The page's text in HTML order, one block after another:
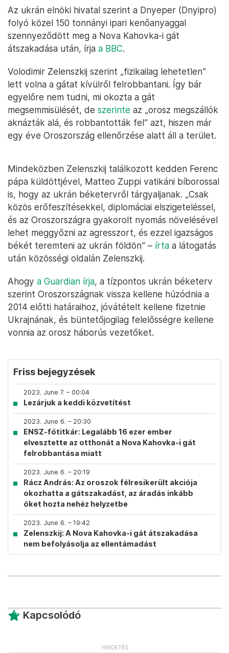
Az ukrán elnöki hivatal szerint a Dnyeper (Dnyipro)
folyó közel 150 tonnányi ipari kenőanyaggal
szennyeződött meg a Nova Kahovka-i gát
átszakadása után, írja a BBC.
Volodimir Zelenszkij szerint „fizikailag lehetetlen”
lett volna a gátat kívülről felrobbantani. Így bár
egyelőre nem tudni, mi okozta a gát
megsemmisülését, de szerinte az „orosz megszállók
aknázták alá, és robbantották fel” azt, hiszen már
egy éve Oroszország ellenőrzése alatt áll a terület.
Mindeközben Zelenszkij találkozott kedden Ferenc
pápa küldöttjével, Matteo Zuppi vatikáni bíborossal
is, hogy az ukrán béketervről tárgyaljanak. „Csak
közös erőfeszítésekkel, diplomáciai elszigeteléssel,
és az Oroszországra gyakorolt nyomás növelésével
lehet meggyőzni az agresszort, és ezzel igazságos
békét teremteni az ukrán földön” – írta a látogatás
után közösségi oldalán Zelenszkij.
Ahogy a Guardian írja, a tízpontos ukrán béketerv
szerint Oroszországnak vissza kellene húzódnia a
2014 előtti határaihoz, jóvátételt kellene fizetnie
Ukrajnának, és büntetőjogilag felelősségre kellene
vonnia az orosz háborús vezetőket.
Friss bejegyzések
2023. June 7. – 00:04
Lezárjuk a keddi közvetítést
2023. June 6. – 20:30
ENSZ-főtitkár: Legalább 16 ezer ember
elvesztette az otthonát a Nova Kahovka-i gát
felrobbantása miatt
2023. June 6. – 20:19
Rácz András: Az oroszok félresikerült akciója
okozhatta a gátszakadást, az áradás inkább
őket hozta nehéz helyzetbe
2023. June 6. – 19:42
Zelenszkij: A Nova Kahovka-i gát átszakadása
nem befolyásolja az ellentámadást
Kapcsolódó